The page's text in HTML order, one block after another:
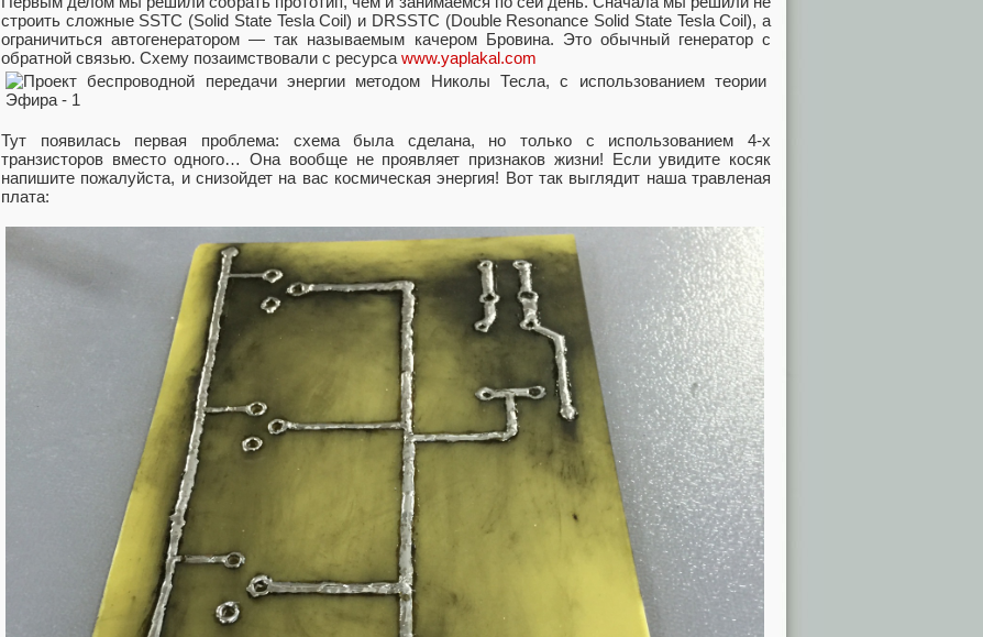
строить сложные SSTC (Solid State Tesla Coil) и DRSSTC (Double Resonance Solid State Tesla Coil), а
ограничиться автогенератором — так называемым качером Бровина. Это обычный генератор с
обратной связью. Схему позаимствовали с ресурса www.yaplakal.com
Тут появилась первая проблема: схема была сделана, но только с использованием 4-х
транзисторов вместо одного… Она вообще не проявляет признаков жизни! Если увидите косяк
напишите пожалуйста, и снизойдет на вас космическая энергия! Вот так выглядит наша травленая
плата: